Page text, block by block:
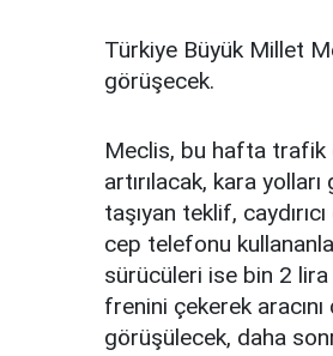
Türkiye Büyük Millet
görüşecek.
Meclis, bu hafta trafik
artırılacak, kara
taşıyan teklif,
cep telefonu
sürücüleri ise bin 2
frenini çekerek
görüşülecek, daha